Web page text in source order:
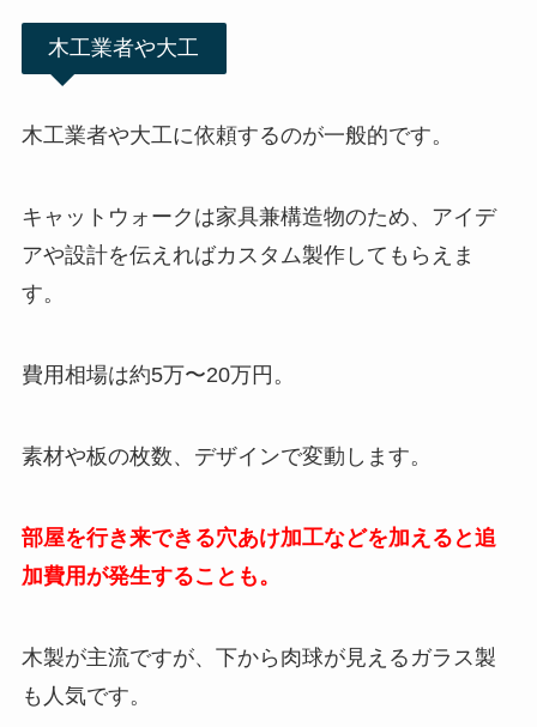
木工業者や大工
木工業者や大工に依頼するのが一般的です。
キャットウォークは家具兼構造物のため、アイデ
アや設計を伝えればカスタム製作してもらえま
す。
費用相場は約5万〜20万円。
素材や板の枚数、デザインで変動します。
部屋を行き来できる穴あけ加工などを加えると追
加費用が発生することも。
木製が主流ですが、下から肉球が見えるガラス製
も人気です。